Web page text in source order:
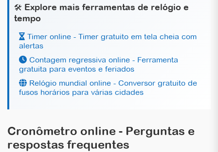
🛠️ Explore mais ferramentas de relógio e
tempo
Timer online - Timer gratuito em tela cheia com
alertas
Contagem regressiva online - Ferramenta
gratuita para eventos e feriados
Relógio mundial online - Conversor gratuito de
fusos horários para várias cidades
Cronômetro online - Perguntas e
respostas frequentes